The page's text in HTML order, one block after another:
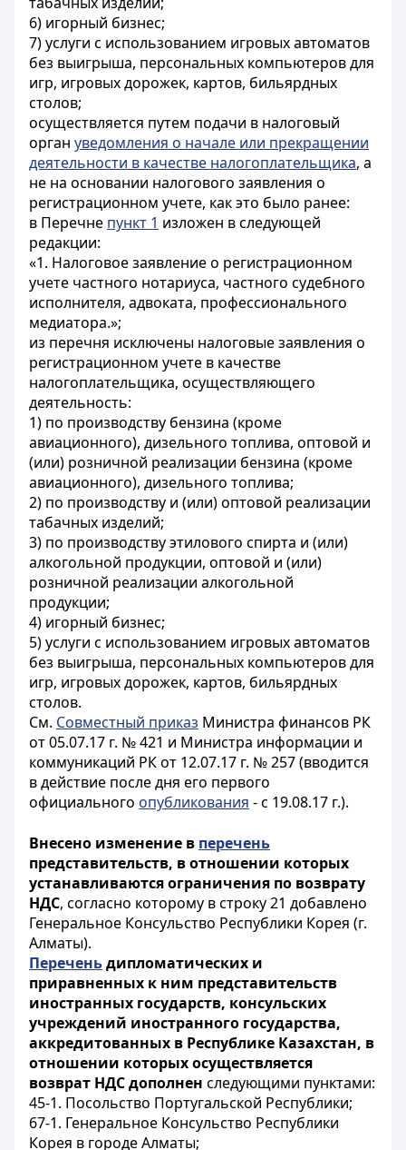
6) игорный бизнес;
7) услуги с использованием игровых автоматов
без выигрыша, персональных компьютеров для
игр, игровых дорожек, картов, бильярдных
столов;
осуществляется путем подачи в налоговый
орган уведомления о начале или прекращении
деятельности в качестве налогоплательщика, а
не на основании налогового заявления о
регистрационном учете, как это было ранее:
в Перечне пункт 1 изложен в следующей
редакции:
«1. Налоговое заявление о регистрационном
учете частного нотариуса, частного судебного
исполнителя, адвоката, профессионального
медиатора.»;
из перечня исключены налоговые заявления о
регистрационном учете в качестве
налогоплательщика, осуществляющего
деятельность:
1) по производству бензина (кроме
авиационного), дизельного топлива, оптовой и
(или) розничной реализации бензина (кроме
авиационного), дизельного топлива;
2) по производству и (или) оптовой реализации
табачных изделий;
3) по производству этилового спирта и (или)
алкогольной продукции, оптовой и (или)
розничной реализации алкогольной
продукции;
4) игорный бизнес;
5) услуги с использованием игровых автоматов
без выигрыша, персональных компьютеров для
игр, игровых дорожек, картов, бильярдных
столов.
См. Совместный приказ Министра финансов РК
от 05.07.17 г. № 421 и Министра информации и
коммуникаций РК от 12.07.17 г. № 257 (вводится
в действие после дня его первого
официального опубликования - с 19.08.17 г.).
Внесено изменение в перечень
представительств, в отношении которых
устанавливаются ограничения по возврату
НДС, согласно которому в строку 21 добавлено
Генеральное Консульство Республики Корея (г.
Алматы).
Переченьдипломатических и
приравненных к ним представительств
иностранных государств, консульских
учреждений иностранного государства,
аккредитованных в Республике Казахстан, в
отношении которых осуществляется
возврат НДС дополнен следующими пунктами:
45-1. Посольство Португальской Республики;
67-1. Генеральное Консульство Республики
Корея в городе Алматы;